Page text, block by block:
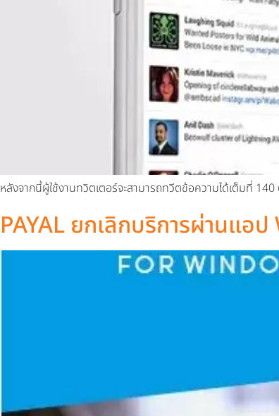
หลังจากนี้ผู้ใช้งานทวิตเตอร์จะสามารถทวีตข้อความได้เต็มที่
PAYAL ยกเลิกบริการผ่านแอ